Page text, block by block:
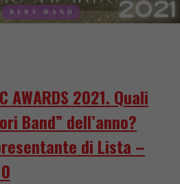
AWARDS 2021. Quali
Band” dell’anno?
di Lista –